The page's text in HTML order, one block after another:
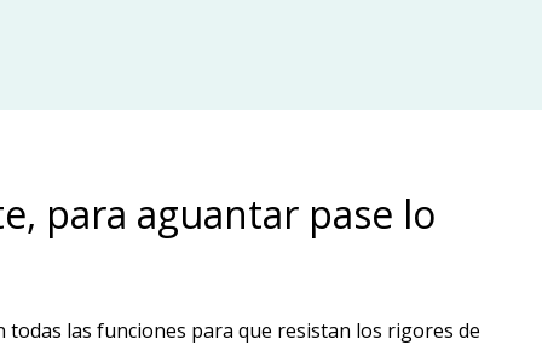
para aguantar pase lo
las funciones para que resistan los rigores de